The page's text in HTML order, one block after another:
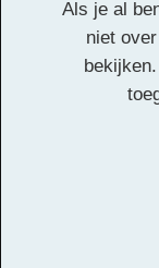
Facebook
Twitter
Als je al
niet
bekijken.
Ivo